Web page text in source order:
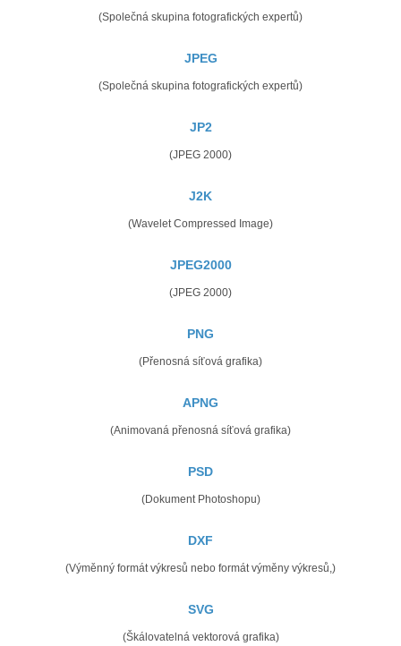
(Společná skupina fotografických expertů)
JPEG
(Společná skupina fotografických expertů)
JP2
(JPEG 2000)
J2K
(Wavelet Compressed Image)
JPEG2000
(JPEG 2000)
PNG
(Přenosná síťová grafika)
APNG
(Animovaná přenosná síťová grafika)
PSD
(Dokument Photoshopu)
DXF
(Výměnný formát výkresů nebo formát výměny výkresů,)
SVG
(Škálovatelná vektorová grafika)